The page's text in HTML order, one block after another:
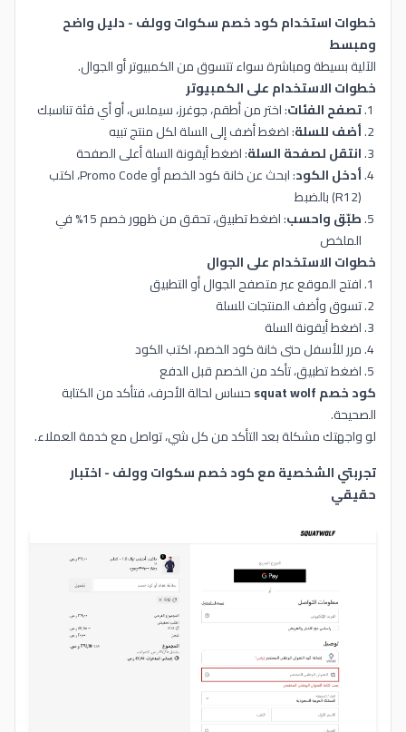
خطوات استخدام كود خصم سكوات وولف - دليل واضح
ومبسط
الآلية بسيطة ومباشرة سواء تتسوق من الكمبيوتر أو الجوال.
خطوات الاستخدام على الكمبيوتر
تصفح الفئات: اختر من أطقم، جوغرز، سيملس، أو أي فئة تناسبك
أضف للسلة: اضغط أضف إلى السلة لكل منتج تبيه
انتقل لصفحة السلة: اضغط أيقونة السلة أعلى الصفحة
أدخل الكود
: ابحث عن خانة كود الخصم أو Promo Code، اكتب
(R12) بالضبط
طبّق واحسب
: اضغط تطبيق، تحقق من ظهور خصم 15% في
الملخص
خطوات الاستخدام على الجوال
افتح الموقع عبر متصفح الجوال أو التطبيق
تسوق وأضف المنتجات للسلة
اضغط أيقونة السلة
مرر للأسفل حتى خانة كود الخصم، اكتب الكود
اضغط تطبيق، تأكد من الخصم قبل الدفع
كود خصم squat wolf
حساس لحالة الأحرف، فتأكد من الكتابة
الصحيحة.
لو واجهتك مشكلة بعد التأكد من كل شي، تواصل مع خدمة العملاء.
تجربتي الشخصية مع كود خصم سكوات وولف - اختبار
حقيقي